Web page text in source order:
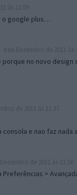
o google plus…
porque no novo
a consola e nao faz
Preferências >